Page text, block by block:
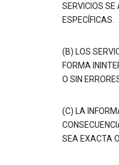
SERVICIOS
ESPECÍFICAS.
(B) LOS
FORMA
O SIN
(C) LA
SEA EXACTA